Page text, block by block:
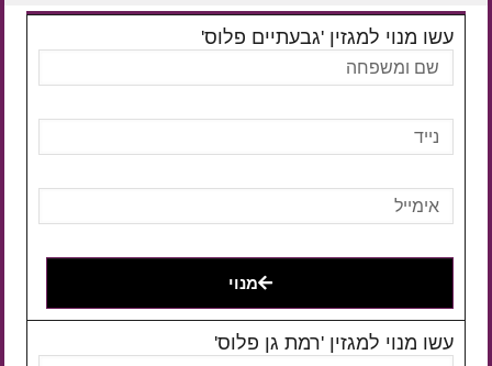
עשו מנוי למגזין 'גבעתיים פלוס'
מנוי
עשו מנוי למגזין 'רמת גן פלוס'